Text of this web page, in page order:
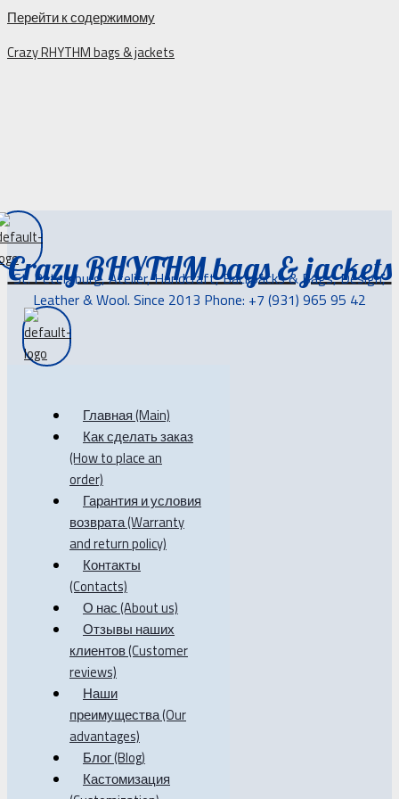
Перейти к содержимому
Crazy RHYTHM bags & jackets
Crazy RHYTHM bags & jackets
St. Petersburg, Atelier, Handcraft, Backpacks & Bags, Design,
Leather & Wool. Since 2013 Phone: +7 (931) 965 95 42
Главная (Main)
Как сделать заказ
(How to place an
order)
Гарантия и условия
возврата (Warranty
and return policy)
Контакты
(Contacts)
О нас (About us)
Отзывы наших
клиентов (Customer
reviews)
Наши
преимущества (Our
advantages)
Блог (Blog)
Кастомизация